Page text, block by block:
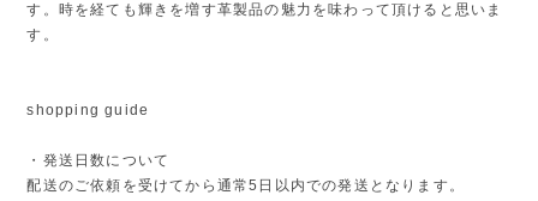
す。時を経ても輝きを増す革製品の魅力を味わって頂けると思いま
す。
shopping guide
・発送日数について
配送のご依頼を受けてから通常5日以内での発送となります。